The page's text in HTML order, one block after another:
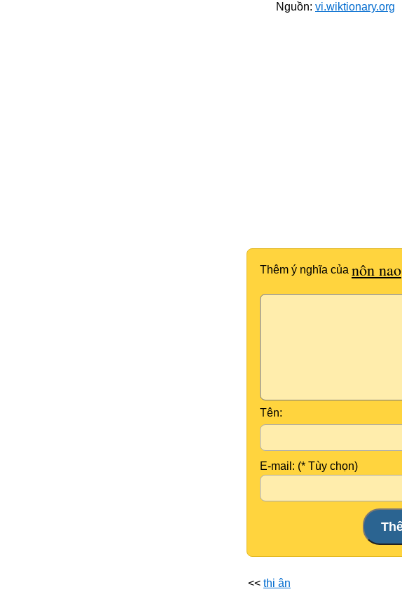
Nguồn: vi.wiktionary.org
Thêm ý nghĩa của nôn nao
Tên:
E-mail: (* Tùy chọn)
<< thi ân